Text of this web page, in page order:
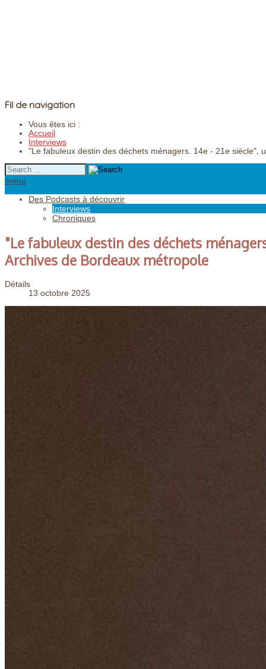
Fil de navigation
Vous êtes ici :
Accueil
Interviews
"Le fabuleux destin des déchets ménagers. 14e - 21e siècle",
menu
Des Podcasts à découvrir
Interviews
Chroniques
"Le fabuleux destin des déchets
Archives de Bordeaux métropole
Détails
13 octobre 2025